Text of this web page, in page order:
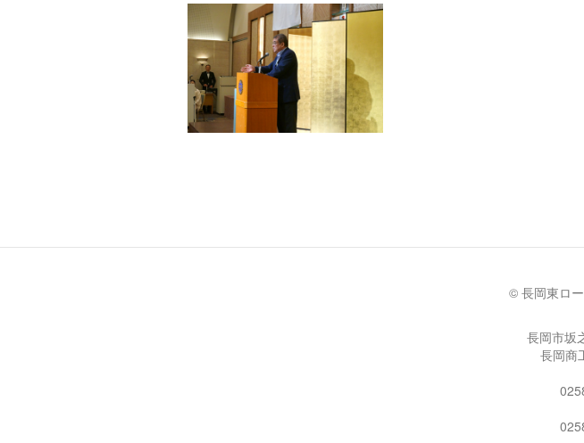
© 長岡東ロ
長岡市坂
長岡商